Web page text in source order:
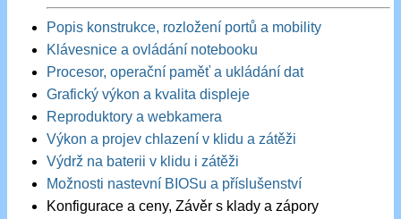
Popis konstrukce, rozložení portů a mobility
Klávesnice a ovládání notebooku
Procesor, operační paměť a ukládání dat
Grafický výkon a kvalita displeje
Reproduktory a webkamera
Výkon a projev chlazení v klidu a zátěži
Výdrž na baterii v klidu i zátěži
Možnosti nastevní BIOSu a příslušenství
Konfigurace a ceny, Závěr s klady a zápory